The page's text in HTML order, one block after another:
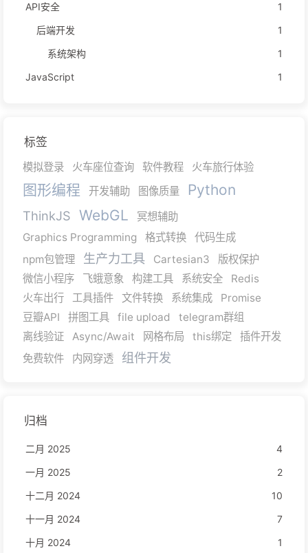
API安全
1
后端开发
1
系统架构
1
JavaScript
1
标签
模拟登录 火车座位查询 软件教程 火车旅行体验
图形编程 开发辅助 图像质量 Python
ThinkJS WebGL
冥想辅助
Graphics Programming
格式转换
代码生成
npm包管理
生产力工具 Cartesian3
版权保护
微信小程序
飞蛾意象 构建工具 系统安全
Redis
火车出行
工具插件 文件转换 系统集成
Promise
豆瓣API
拼图工具 file upload
telegram群组
离线验证
Async/Await 网格布局 this绑定
插件开发
免费软件
内网穿透 组件开发
归档
二月 2025
4
一月 2025
2
十二月 2024
10
十一月 2024
7
十月 2024
1